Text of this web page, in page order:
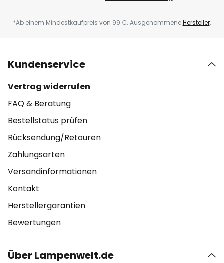
*Ab einem Mindestkaufpreis von 99 €. AusgenommeneHersteller.
Kundenservice
Vertrag widerrufen
FAQ & Beratung
Bestellstatus prüfen
Rücksendung/Retouren
Zahlungsarten
Versandinformationen
Kontakt
Herstellergarantien
Bewertungen
Über Lampenwelt.de